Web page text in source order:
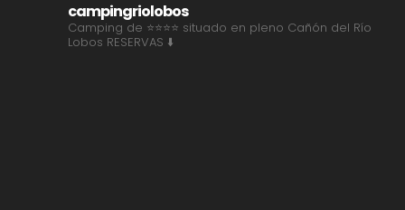
campingriolobos
Camping de ⭐⭐⭐⭐ situado en pleno Cañón del Río
Lobos RESERVAS ⬇️